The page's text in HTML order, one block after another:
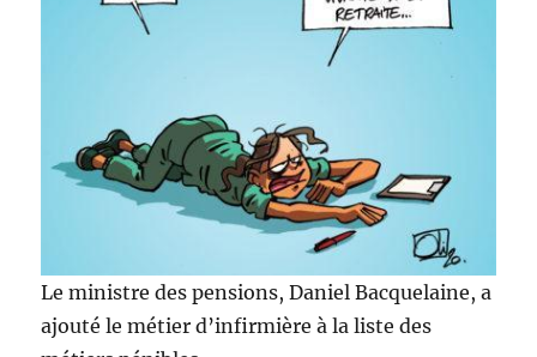
Le ministre des pensions, Daniel Bacquelaine, a
ajouté le métier d’infirmière à la liste des